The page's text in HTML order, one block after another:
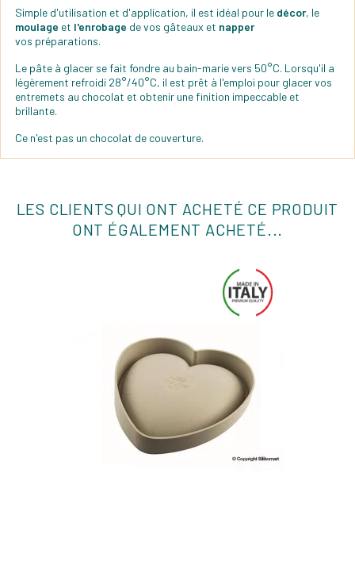
Simple d'utilisation et d'application, il est idéal pour le décor, le
moulage et l'enrobage de vos gâteaux et napper
vos préparations.
Le pâte à glacer se fait fondre au bain-marie vers 50°C. Lorsqu'il a
légèrement refroidi 28°/40°C, il est prêt à l'emploi pour glacer vos
entremets au chocolat et obtenir une finition impeccable et
brillante.
Ce n'est pas un chocolat de couverture.
LES CLIENTS QUI ONT ACHETÉ CE PRODUIT
ONT ÉGALEMENT ACHETÉ...